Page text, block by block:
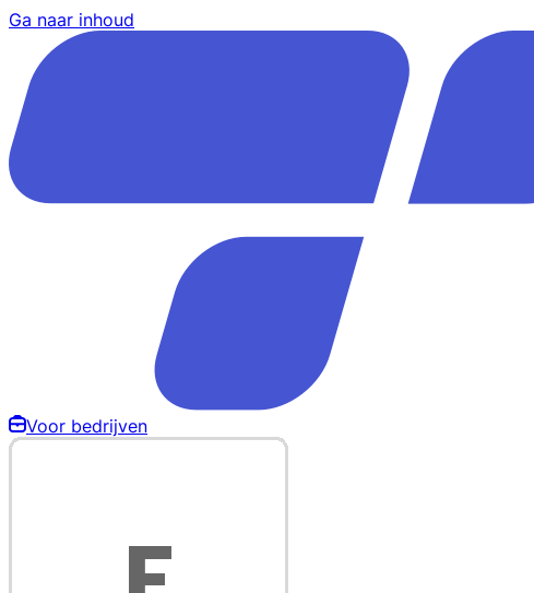
Ga naar inhoud
Voor bedrijven